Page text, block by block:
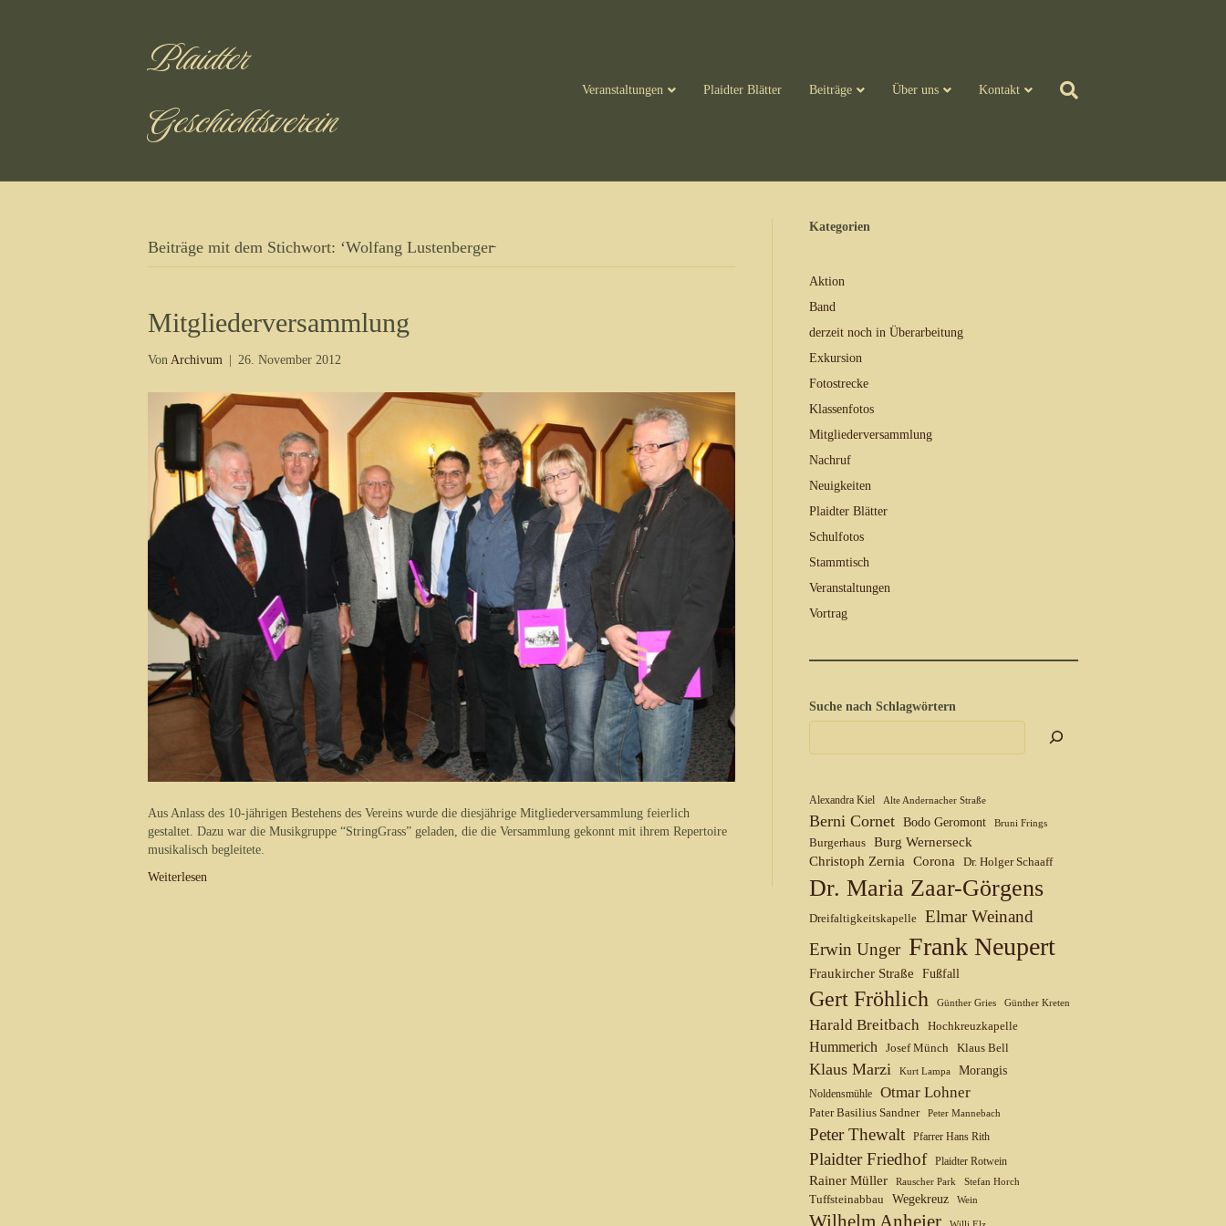
Plaidter
Geschichtsverein
Veranstaltungen Plaidter Blätter Beiträge Über uns Kontakt
Beiträge mit dem Stichwort: ‘Wolfang Lustenberger̵
Mitgliederversammlung
Von Archivum 26. November 2012
Aus Anlass des 10-jährigen Bestehens des Vereins wurde die diesjährige Mitgliederversammlung feierlich
gestaltet. Dazu war die Musikgruppe “StringGrass” geladen, die die Versammlung gekonnt mit ihrem Repertoire
musikalisch begleitete.
Weiterlesen
Kategorien
Aktion
Band
derzeit noch in Überarbeitung
Exkursion
Fotostrecke
Klassenfotos
Mitgliederversammlung
Nachruf
Neuigkeiten
Plaidter Blätter
Schulfotos
Stammtisch
Veranstaltungen
Vortrag
Suche nach Schlagwörtern
Alexandra Kiel Alte Andernacher Straße
Berni Cornet Bodo Geromont Bruni Frings
Burgerhaus Burg Wernerseck
Christoph Zernia
Corona Dr. Holger Schaaff
Dr. Maria Zaar-Görgens
Dreifaltigkeitskapelle Elmar Weinand
Erwin Unger Frank Neupert
Fraukircher Straße Fußfall
Gert Fröhlich Günther Gries Günther Kreten
Harald Breitbach Hochkreuzkapelle
Hummerich Josef Münch Klaus Bell
Klaus Marzi Kurt Lampa Morangis
Noldensmühle Otmar Lohner
Pater Basilius Sandner Peter Mannebach
Peter Thewalt Pfarrer Hans Rith
Plaidter Friedhof Plaidter Rotwein
Rainer Müller Rauscher Park Stefan Horch
Tuffsteinabbau Wegekreuz Wein
Wilhelm Anheier